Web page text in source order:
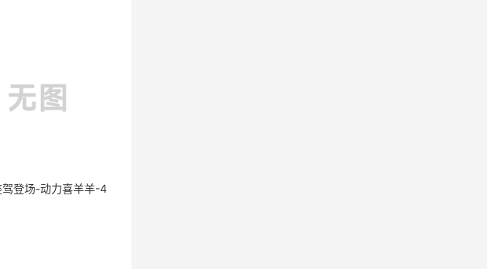
驾登场-动力喜羊羊-4